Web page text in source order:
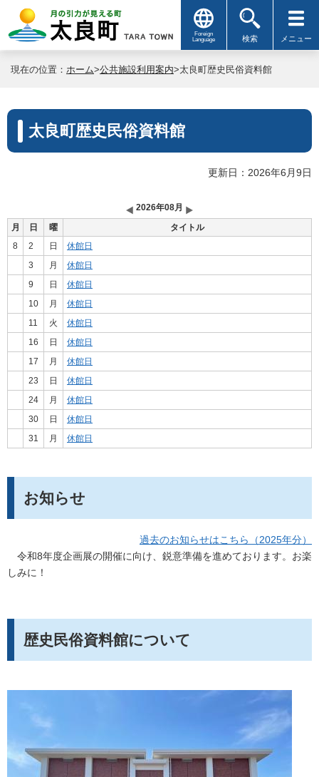
Foreign
Language
検索 メニュー
現在の位置： ホーム>公共施設利用案内>太良町歴史民俗資料館
太良町歴史民俗資料館
更新日：2026年6月9日
2026年08月
月
日 曜
タイトル
8
2 日
休館日
3
月
休館日
9
日
休館日
10
月
休館日
11
火
休館日
16
日
休館日
17
月
休館日
23
日
休館日
24
月
休館日
30
日
休館日
31
月 休館日
お知らせ
過去のお知らせはこちら（2025年分）
令和8年度企画展の開催に向け、鋭意準備を進めております。お楽
しみに！
歴史民俗資料館について